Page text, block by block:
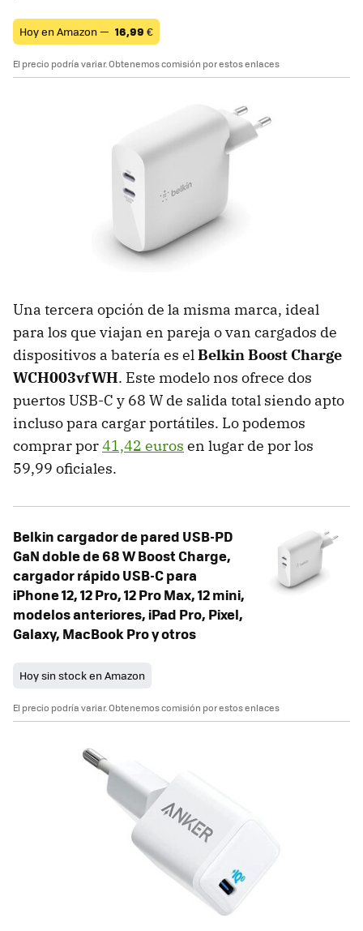
Hoy en Amazon — 16,99 €
El precio podría variar. Obtenemos comisión por estos enlaces
Una tercera opción de la misma marca, ideal
para los que viajan en pareja o van cargados de
dispositivos a batería es elBelkin Boost Charge
‎WCH003vfWH. Este modelo nos ofrece dos
puertos USB-C y 68 W de salida total siendo apto
incluso para cargar portátiles. Lo podemos
comprar por41,42 euros en lugar de por los
59,99 oficiales.
Belkin cargador de pared USB-PD
GaN doble de 68 W Boost Charge,
cargador rápido USB-C para
iPhone 12, 12 Pro, 12 Pro Max, 12 mini,
modelos anteriores, iPad Pro, Pixel,
Galaxy, MacBook Pro y otros
Hoy sin stock en Amazon
El precio podría variar. Obtenemos comisión por estos enlaces